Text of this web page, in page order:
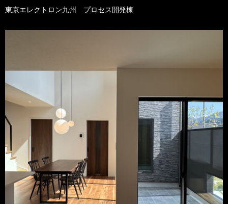
東京エレクトロン九州 プロセス開発棟